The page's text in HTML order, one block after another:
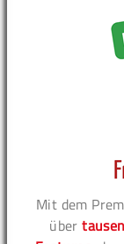
Mit dem
über